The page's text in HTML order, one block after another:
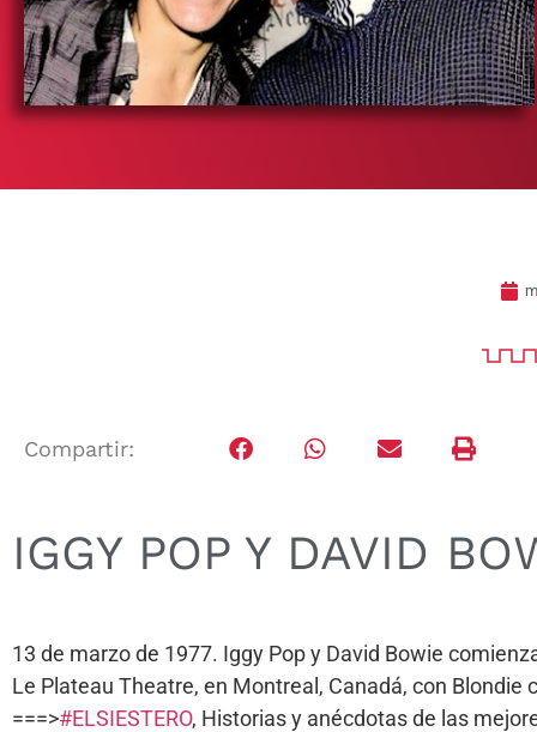
Compartir:
IGGY POP Y DAVID
13 de marzo de 1977. Iggy Pop y David Bowie
Le Plateau Theatre, en Montreal, Canadá, con Blondie
===>#ELSIESTERO, Historias y anécdotas de las